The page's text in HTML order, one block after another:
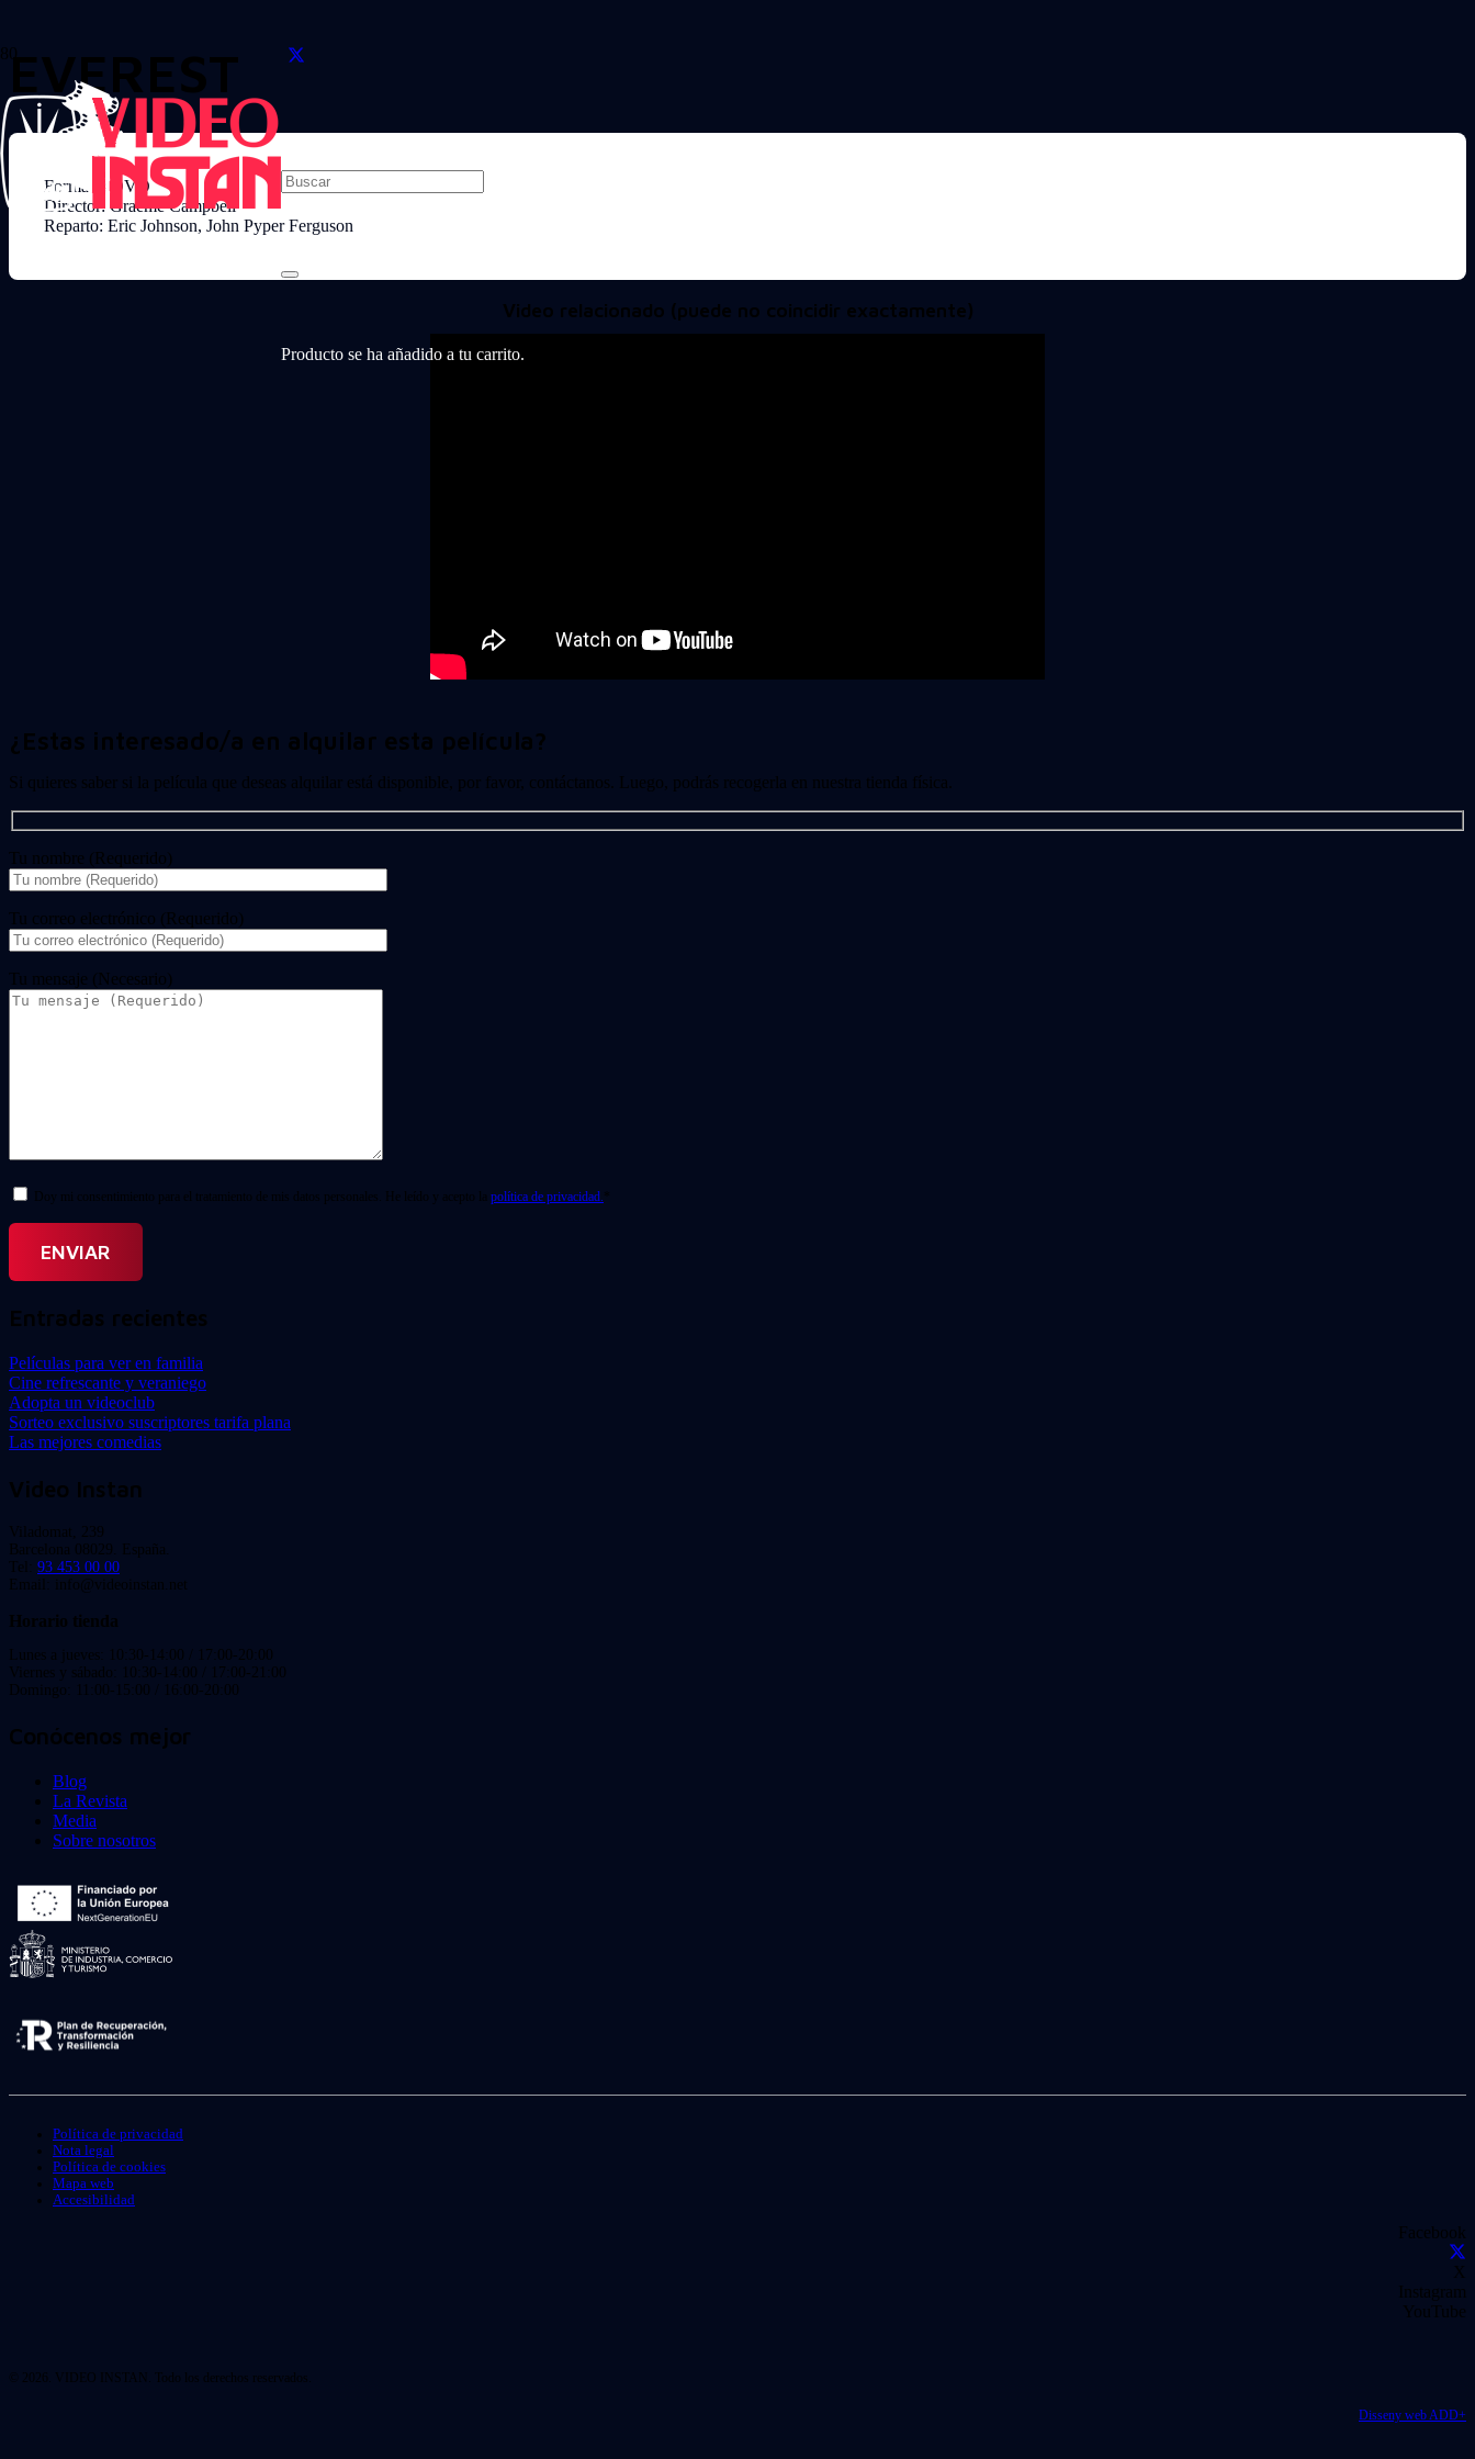
Producto se ha añadido a tu carrito.
EVEREST
Formato: DVD
Director: Graeme Campbell
Reparto: Eric Johnson, John Pyper Ferguson
Video relacionado (puede no coincidir exactamente)
¿Estas interesado/a en alquilar esta película?
Si quieres saber si la película que deseas alquilar está disponible, por favor, contáctanos. Luego, podrás recogerla en nuestra tienda física.
Tu nombre (Requerido)
Tu correo electrónico (Requerido)
Tu mensaje (Necesario)
Doy mi consentimiento para el tratamiento de mis datos personales. He leído y acepto la política de privacidad. *
Entradas recientes
Películas para ver en familia
Cine refrescante y veraniego
Adopta un videoclub
Sorteo exclusivo suscriptores tarifa plana
Las mejores comedias
Video Instan
Viladomat, 239
Barcelona 08029. España.
Tel: 93 453 00 00
Email: info@videoinstan.net
Horario tienda
Lunes a jueves: 10:30-14:00 / 17:00-20:00
Viernes y sábado: 10:30-14:00 / 17:00-21:00
Domingo: 11:00-15:00 / 16:00-20:00
Conócenos mejor
Blog
La Revista
Media
Sobre nosotros
Política de privacidad
Nota legal
Política de cookies
Mapa web
Accesibilidad
Facebook
X
Instagram
YouTube
© 2026. VIDEO INSTAN. Todo los derechos reservados.
Disseny web ADD+